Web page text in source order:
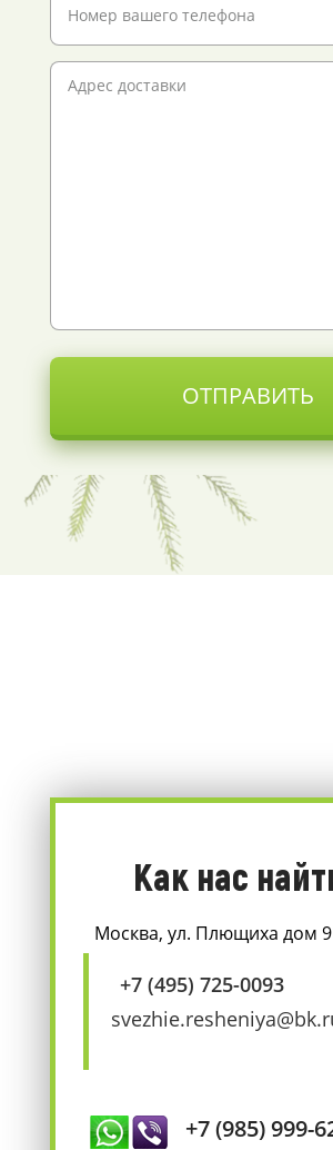
ОТПРАВИТЬ
Как нас
Москва, ул. Плющиха дом
+7 (495) 725-0093
+7 (985) 999-